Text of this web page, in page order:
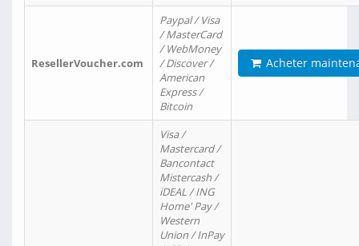
ResellerVoucher.com
Paypal / Visa
/ MasterCard
/ WebMoney
/ Discover /
American
Express /
Bitcoin
Acheter
Visa /
Mastercard /
Bancontact
Mistercash /
iDEAL / ING
Home' Pay /
Western
Union / InPay